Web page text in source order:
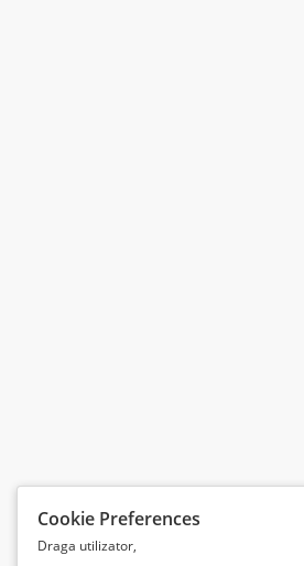
Cookie Preferences
Draga utilizator,